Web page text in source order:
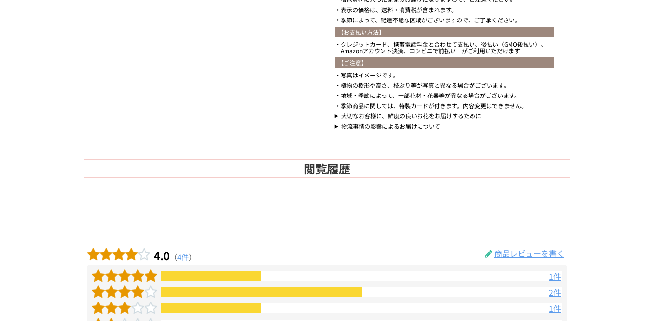
表示の価格は、送料・消費税が含まれます。
季節によって、配達不能な区域がございますので、ご了承ください。
【お支払い方法】
クレジットカード、携帯電話料金と合わせて支払い、後払い（GMO後払い）、
Amazonアカウント決済、コンビニで前払い がご利用いただけます
【ご注意】
写真はイメージです。
植物の樹形や高さ、枝ぶり等が写真と異なる場合がございます。
地域・季節によって、一部花材・花器等が異なる場合がございます。
季節商品に関しては、特製カードが付きます。内容変更はできません。
大切なお客様に、鮮度の良いお花をお届けするために
物流事情の影響によるお届けについて
閲覧履歴
4.0 （4件）
商品レビューを書く
1件
2件
1件